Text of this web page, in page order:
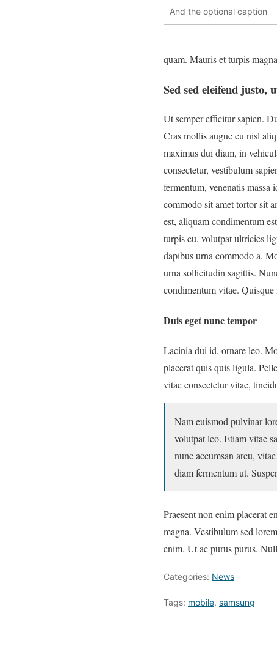
And the optional caption
quam. Mauris et turpis
Sed sed eleifend justo,
Ut semper efficitur sapien.
Cras mollis augue eu nisl
maximus dui diam, in
consectetur, vestibulum
fermentum, venenatis
commodo sit amet tortor sit
est, aliquam condimentum
turpis eu, volutpat ultricies
dapibus urna commodo a.
urna sollicitudin sagittis.
condimentum vitae.
Duis eget nunc tempor
Lacinia dui id, ornare leo.
placerat quis quis ligula.
vitae consectetur vitae,
Nam euismod pulvinar
volutpat leo. Etiam vitae
nunc accumsan arcu,
diam fermentum ut.
Praesent non enim placerat
magna. Vestibulum sed
enim. Ut ac purus purus.
Categories: News
Tags: mobile, samsung